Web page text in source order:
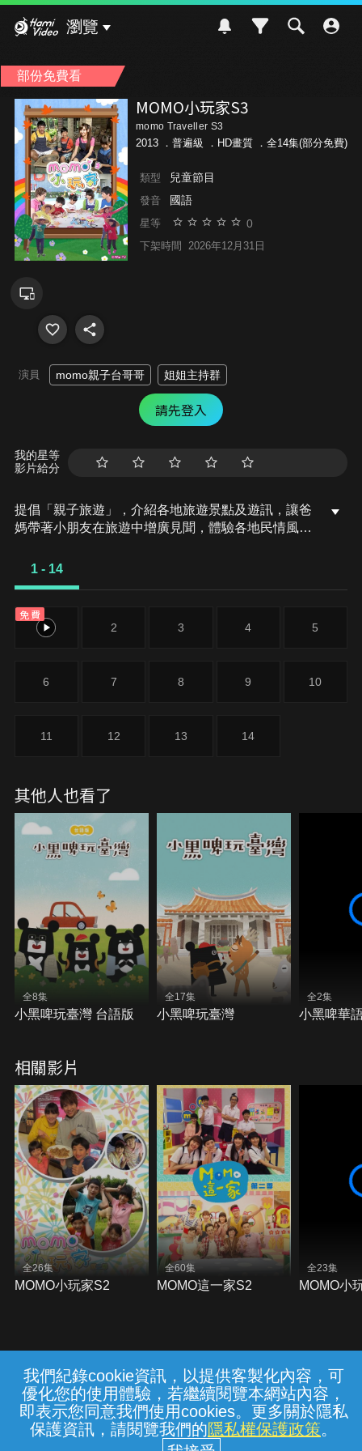
我們紀錄cookie資訊，以提供客製化內容，可
優化您的使用體驗，若繼續閱覽本網站內容，
即表示您同意我們使用cookies。更多關於隱私
保護資訊，請閱覽我們的隱私權保護政策。
瀏覽
部份免費看
MOMO小玩家S3
momo Traveller S3
2013 ． 普遍級 ．HD畫質 ．全14集(部分免費)
類型 兒童節目
發音 國語
星等 0
下架時間 2026年12月31日
演員 momo親子台哥哥 姐姐主持群
請先登入
我的星等
影片給分
提倡「親子旅遊」，介紹各地旅遊景點及遊訊，讓爸
媽帶著小朋友在旅遊中增廣見聞，體驗各地民情風
小朋友可接受的趣味性為出發，讓他們在收看節目的
程。
1 - 14
免費
1 2 3 4 5
6 7 8 9 10
11 12 13 14
其他人也看了
全8集
小黑啤玩臺灣 台語版
全17集
小黑啤玩臺灣
全2集
小黑啤華
相關影片
全26集
MOMO小玩家S2
全60集
MOMO這一家S2
全23集
MOMO小
常見問題 線上客服 服務條款 隱私權保護
中華電信股份有限公司個人家庭分公司
{{notifyMsg}}